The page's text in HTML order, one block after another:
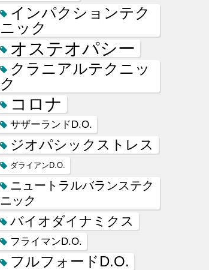
インパクションテク
ニック
オステオパシー
クラニアルテクニッ
ク
コロナ
サザーランドD.O.
ジオパシックストレス
ダライアンD.O.
ニュートラルバランステク
ニック
バイオダイナミクス
フライマンD.O.
フルフォードD.O.